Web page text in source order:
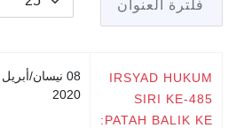
IRSYAD HUKUM
SIRI KE-485
:PATAH BALIK KE
08 نيسان/أبريل
2020